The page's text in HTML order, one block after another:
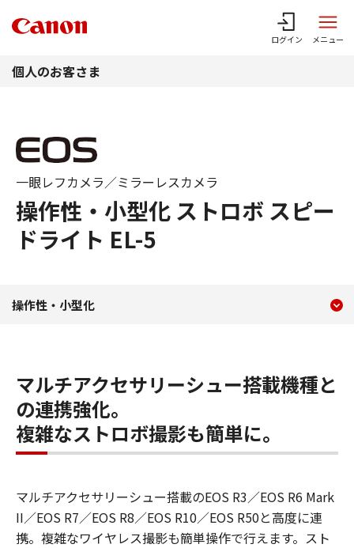
ログイン メニュー
個人のお客さま
操作性・小型化 ストロボ スピー
ドライト EL-5
一眼レフカメラ／ミラーレスカメラ
操作性・小型化 ストロボ
操作性・小型化
マルチアクセサリーシュー搭載機種と
の連携強化。
複雑なストロボ撮影も簡単に。
マルチアクセサリーシュー搭載のEOS R3／EOS R6 Mark
II／EOS R7／EOS R8／EOS R10／EOS R50と高度に連
携。複雑なワイヤレス撮影も簡単操作で行えます。スト